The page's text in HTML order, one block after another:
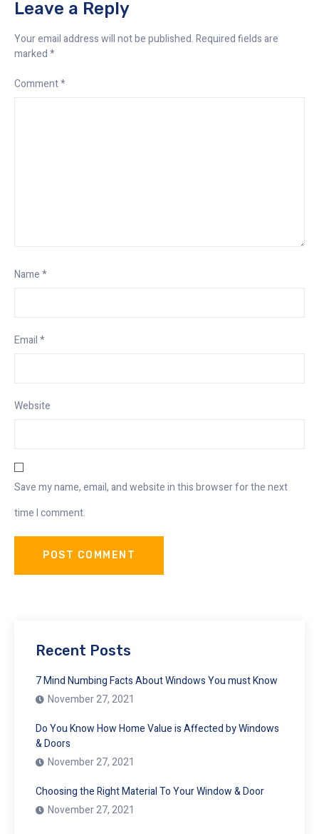
Leave a Reply
Your email address will not be published.Required fields are
marked*
Comment*
Name*
Email*
Website
Save my name, email, and website in this browser for the next
time I comment.
Recent Posts
7 Mind Numbing Facts About Windows You must Know
November 27, 2021
Do You Know How Home Value is Affected by Windows
& Doors
November 27, 2021
Choosing the Right Material To Your Window & Door
November 27, 2021